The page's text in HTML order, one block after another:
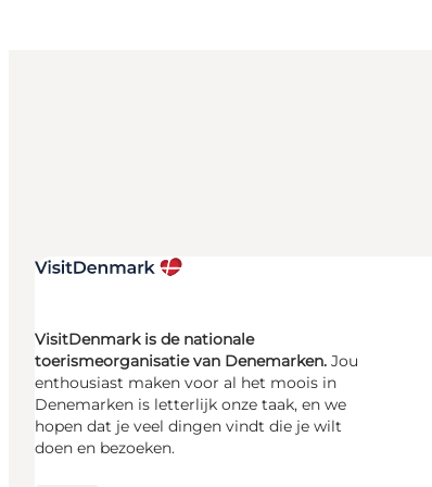
VisitDenmark is de nationale
toerismeorganisatie van Denemarken. Jou
enthousiast maken voor al het moois in
Denemarken is letterlijk onze taak, en we
hopen dat je veel dingen vindt die je wilt
doen en bezoeken.